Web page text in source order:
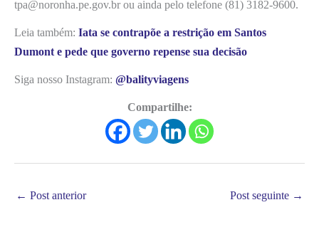
tpa@noronha.pe.gov.br ou ainda pelo telefone (81) 3182-9600.
Leia também: Iata se contrapõe a restrição em Santos
Dumont e pede que governo repense sua decisão
Siga nosso Instagram: @balityviagens
Compartilhe:
← Post anterior Post seguinte →